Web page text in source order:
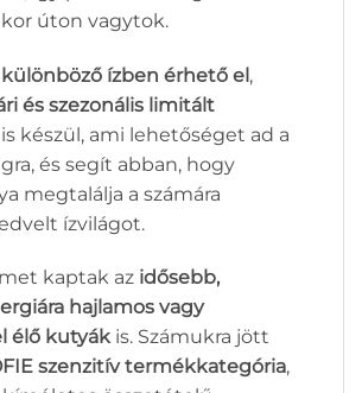
úton vagytok.
különböző ízben érhető el,
és szezonális limitált
is készül, ami lehetőséget ad a
és segít abban, hogy
megtalálja a számára
ízvilágot.
kaptak az idősebb,
hajlamos vagy
élő kutyákis. Számukra jött
szenzitív termékkategória,